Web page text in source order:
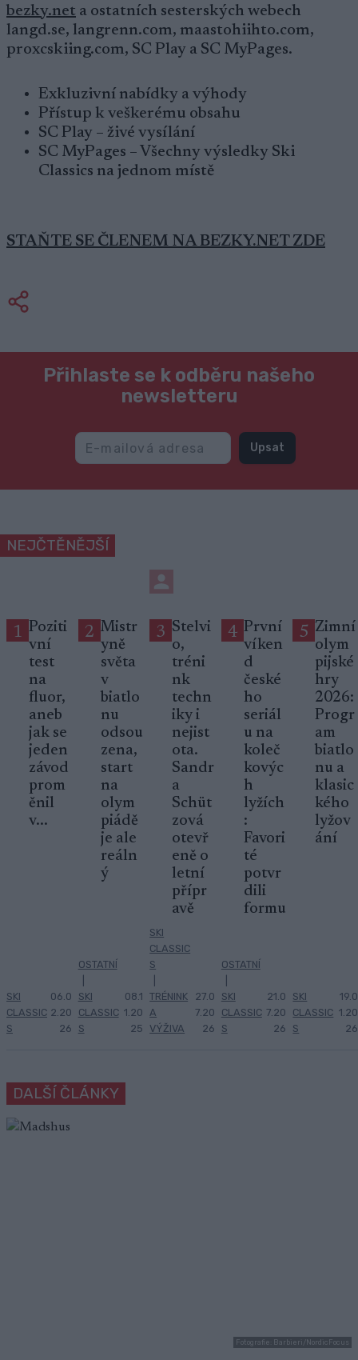
bezky.net a ostatních sesterských webech
langd.se, langrenn.com, maastohiihto.com,
proxcskiing.com, SC Play a SC MyPages.
Exkluzivní nabídky a výhody
Přístup k veškerému obsahu
SC Play – živé vysílání
SC MyPages – Všechny výsledky Ski
Classics na jednom místě
STAŇTE SE ČLENEM NA BEZKY.NET ZDE
Přihlaste se k odběru našeho
newsletteru
Upsat
NEJČTĚNĚJŠÍ
1 Poziti
vní
test
na
fluor,
aneb
jak se
jeden
závod
prom
ěnil
v...
SKI
CLASSIC
S
06.0
2.20
26
2 Mistr
yně
světa
v
biatlo
nu
odsou
zena,
start
na
olym
piádě
je ale
reáln
ý
OSTATNÍ
SKI
CLASSIC
S
08.1
1.20
25
3 Stelvi
o,
tréni
nk
techn
iky i
nejist
ota.
Sandr
a
Schüt
zová
otevř
eně o
letní
přípr
avě
SKI
CLASSIC
S
TRÉNINK
A
VÝŽIVA
27.0
7.20
26
4 První
víken
d
české
ho
seriál
u na
koleč
kovýc
h
lyžích
:
Favori
té
potvr
dili
formu
OSTATNÍ
SKI
CLASSIC
S
21.0
7.20
26
5 Zimní
olym
pijské
hry
2026:
Progr
am
biatlo
nu a
klasic
kého
lyžov
ání
SKI
CLASSIC
S
19.0
1.20
26
DALŠÍ ČLÁNKY
Fotografie: Barbieri/NordicFocus